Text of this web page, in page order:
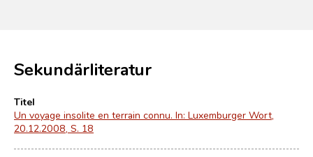
Sekundärliteratur
Titel
Un voyage insolite en terrain connu. In: Luxemburger Wort,
20.12.2008, S. 18